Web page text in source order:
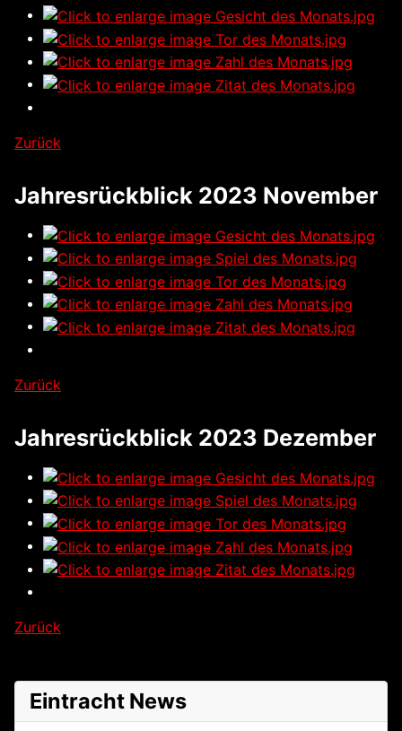
Zurück
Jahresrückblick 2023 November
Zurück
Jahresrückblick 2023 Dezember
Zurück
Eintracht News